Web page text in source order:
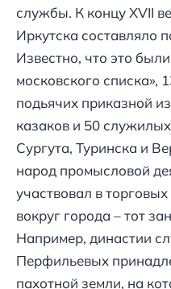
службы. К концу XVII
Иркутска составляло
Известно, что это
московского списка»,
подьячих приказной
казаков и 50
Сургута, Туринска и
народ промысловой
участвовал в
вокруг города – тот
Например, династии
Перфильевых
пахотной земли, на